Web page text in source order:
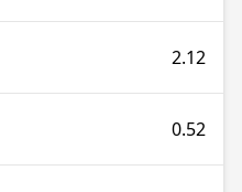
2.12
0.52